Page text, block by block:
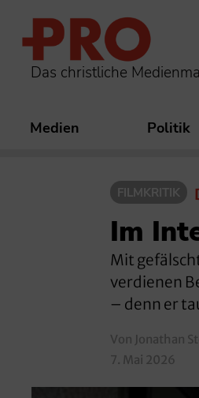
Das christliche
Medien Politik
FILMKRITIK
Im
Mit
verdienen
– denn er
Von Jonathan
7. Mai 2026